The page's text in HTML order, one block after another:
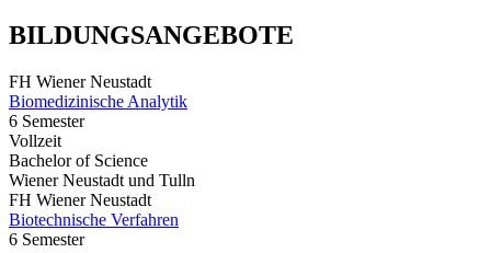
BILDUNGSANGEBOTE
FH Wiener Neustadt
Biomedizinische Analytik
6 Semester
Vollzeit
Bachelor of Science
Wiener Neustadt und Tulln
FH Wiener Neustadt
Biotechnische Verfahren
6 Semester